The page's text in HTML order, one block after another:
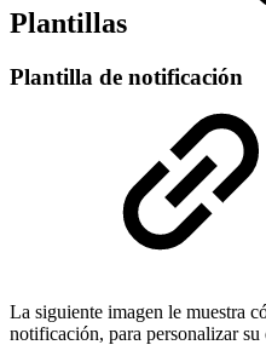
Plantillas
Plantilla de notificación
La siguiente imagen le muestra
notificación, para personalizar su